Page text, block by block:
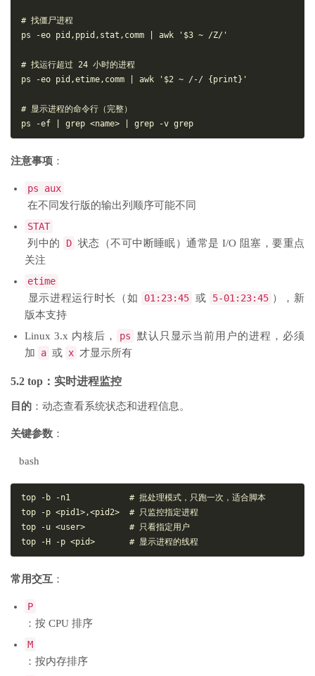
# 找僵尸进程
ps -eo pid,ppid,stat,comm | awk '$3 ~ /Z/'
# 找运行超过 24 小时的进程
ps -eo pid,etime,comm | awk '$2 ~ /-/ {print}'
# 显示进程的命令行（完整）
注意事项 ：
ps aux
在不同发行版的输出列顺序可能不同
STAT
列中的
D 状态（不可中断睡眠）通常是 I/O 阻塞，要重点
关注
etime
显示进程运行时长（如
01:23:45 或 5-01:23:45 ），新
版本支持
Linux 3.x 内核后，
ps
默认只显示当前用户的进程，必须
加
a 或 x 才显示所有
5.2 top：实时进程监控
目的 ：动态查看系统状态和进程信息。
关键参数 ：
bash
top -b -n1            # 批处理模式，只跑一次，适合脚本
top -p <pid1>,<pid2>  # 只监控指定进程
top -u <user>         # 只看指定用户
常用交互 ：
P
：按 CPU 排序
M
：按内存排序